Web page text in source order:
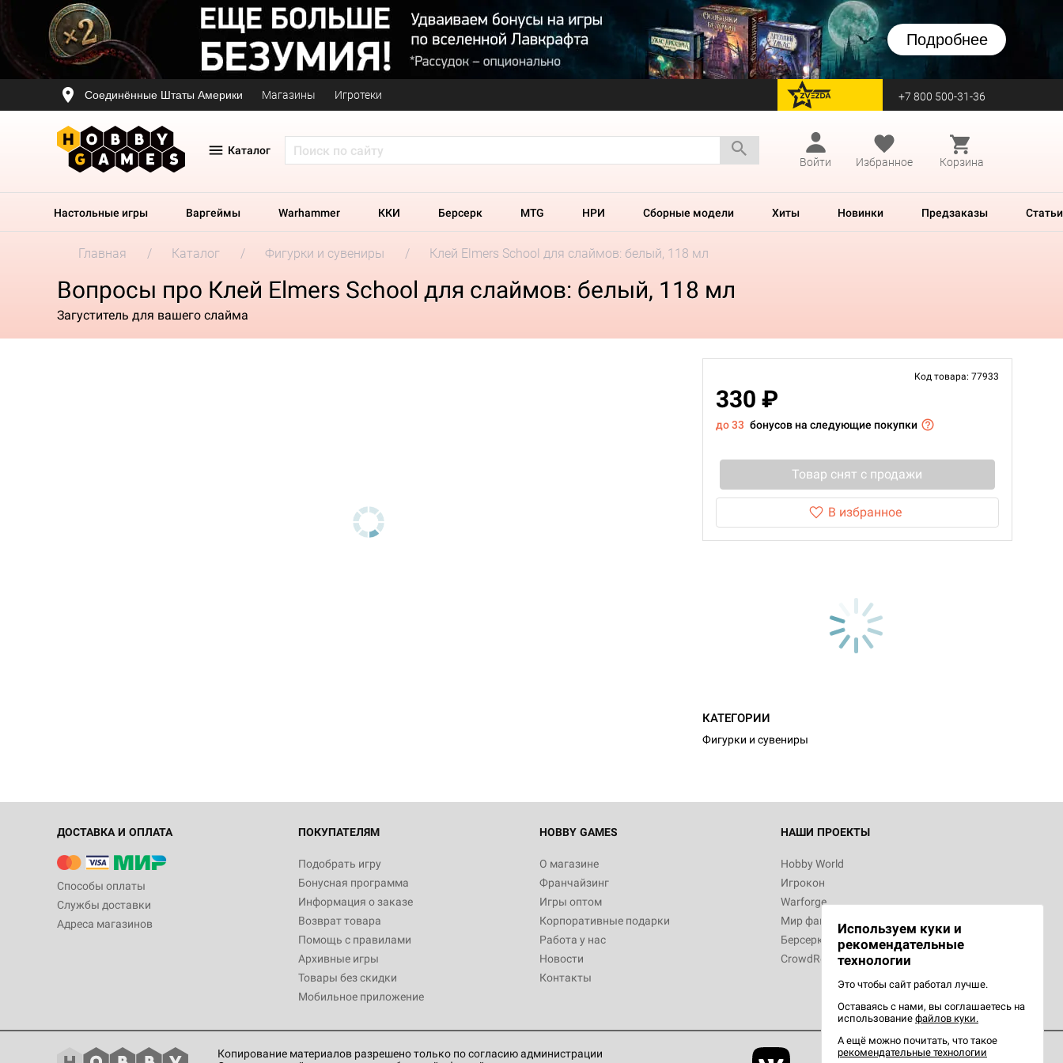
Подробнее
Соединённые Штаты Америки Магазины Игротеки перейти на Zvezda +7 800 500-31-36
Каталог
Войти
Избранное Корзина
Настольные игры Варгеймы Warhammer ККИ Берсерк MTG НРИ Сборные модели Хиты Новинки Предзаказы Статьи
Главная Каталог Фигурки и сувениры Клей Elmers School для слаймов: белый, 118 мл
Вопросы про Клей Elmers School для слаймов: белый, 118 мл
Загуститель для вашего слайма
Код товара: 77933
330 ₽
до 33 бонусов на следующие покупки
Товар снят с продажи
В избранное
КАТЕГОРИИ
Фигурки и сувениры
ДОСТАВКА И ОПЛАТА
Способы оплаты
Службы доставки
Адреса магазинов
ПОКУПАТЕЛЯМ
Подобрать игру
Бонусная программа
Информация о заказе
Возврат товара
Помощь с правилами
Архивные игры
Товары без скидки
Мобильное приложение
HOBBY GAMES
О магазине
Франчайзинг
Игры оптом
Корпоративные подарки
Работа у нас
Новости
Контакты
НАШИ ПРОЕКТЫ
Hobby World
Игрокон
Warforge
Мир фантастики
Берсерк
CrowdRepublic
Копирование материалов разрешено только по согласию администрации
Используем куки и
рекомендательные
технологии
Это чтобы сайт работал лучше.
Оставаясь с нами, вы соглашаетесь на
использование файлов куки.
А ещё можно почитать, что такое
рекомендательные технологии